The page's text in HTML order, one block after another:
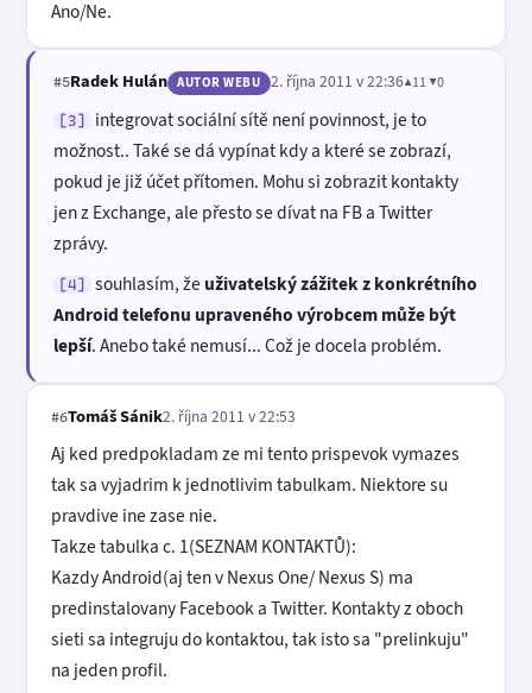
Ano/Ne.
#5Radek Hulán AUTOR WEBU 2. října 2011 v 22:36▲11 ▼0
[3]
integrovat sociální sítě není povinnost, je to
možnost.. Také se dá vypínat kdy a které se zobrazí,
pokud je již účet přítomen. Mohu si zobrazit kontakty
jen z Exchange, ale přesto se dívat na FB a Twitter
zprávy.
[4] souhlasím, že uživatelský zážitek z konkrétního
Android telefonu upraveného výrobcem může být
lepší. Anebo také nemusí... Což je docela problém.
#6Tomáš Sánik2. října 2011 v 22:53
Aj ked predpokladam ze mi tento prispevok vymazes
tak sa vyjadrim k jednotlivim tabulkam. Niektore su
pravdive ine zase nie.
Takze tabulka c. 1(SEZNAM KONTAKTŮ):
Kazdy Android(aj ten v Nexus One/ Nexus S) ma
predinstalovany Facebook a Twitter. Kontakty z oboch
sieti sa integruju do kontaktou, tak isto sa "prelinkuju"
na jeden profil.